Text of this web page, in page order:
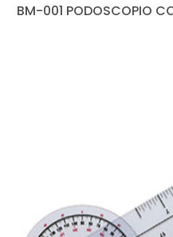
BM-001 PODOSCOPIO